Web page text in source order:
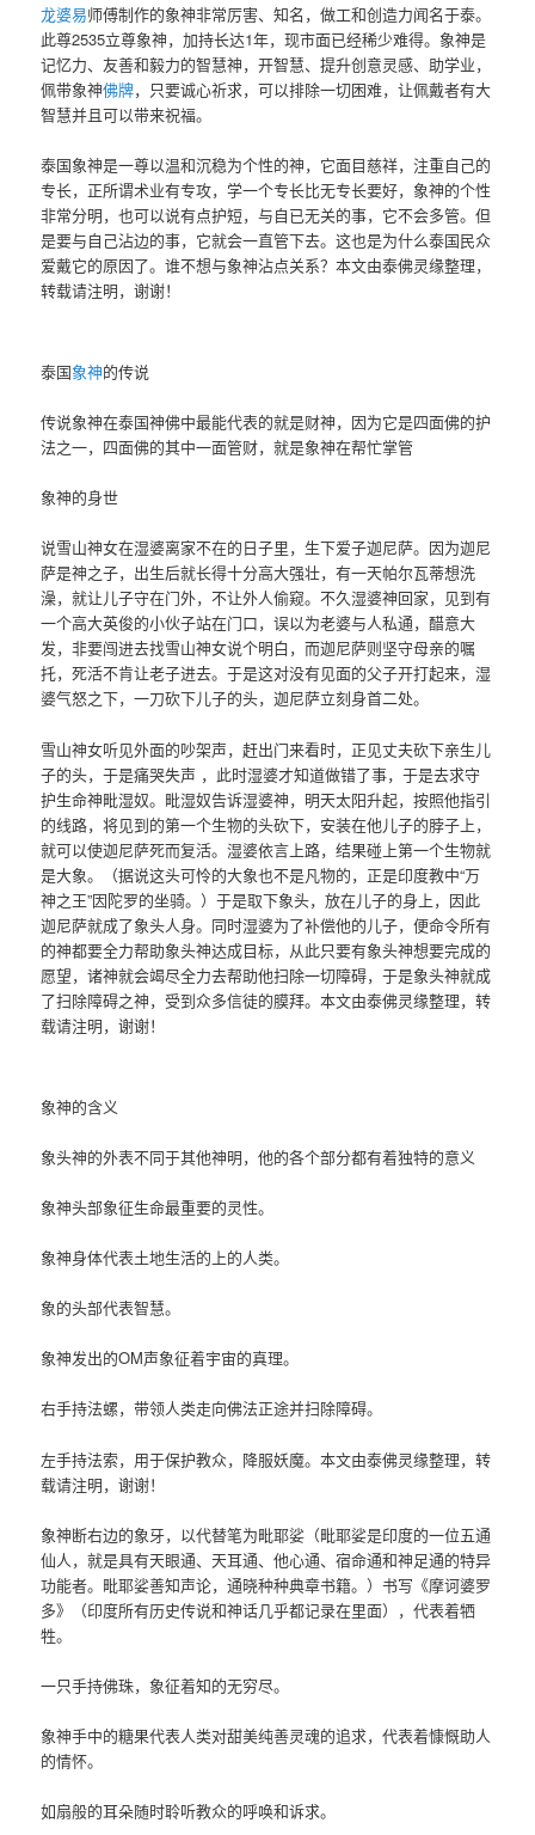
龙婆易师傅制作的象神非常厉害、知名，做工和创造力闻名于泰。
此尊2535立尊象神，加持长达1年，现市面已经稀少难得。象神是
记忆力、友善和毅力的智慧神，开智慧、提升创意灵感、助学业，
佩带象神佛牌，只要诚心祈求，可以排除一切困难，让佩戴者有大
智慧并且可以带来祝福。
泰国象神是一尊以温和沉稳为个性的神，它面目慈祥，注重自己的
专长，正所谓术业有专攻，学一个专长比无专长要好，象神的个性
非常分明，也可以说有点护短，与自已无关的事，它不会多管。但
是要与自己沾边的事，它就会一直管下去。这也是为什么泰国民众
爱戴它的原因了。谁不想与象神沾点关系？本文由泰佛灵缘整理，
转载请注明，谢谢！
泰国象神的传说
传说象神在泰国神佛中最能代表的就是财神，因为它是四面佛的护
法之一，四面佛的其中一面管财，就是象神在帮忙掌管
象神的身世
说雪山神女在湿婆离家不在的日子里，生下爱子迦尼萨。因为迦尼
萨是神之子，出生后就长得十分高大强壮，有一天帕尔瓦蒂想洗
澡，就让儿子守在门外，不让外人偷窥。不久湿婆神回家，见到有
一个高大英俊的小伙子站在门口，误以为老婆与人私通，醋意大
发，非要闯进去找雪山神女说个明白，而迦尼萨则坚守母亲的嘱
托，死活不肯让老子进去。于是这对没有见面的父子开打起来，湿
婆气怒之下，一刀砍下儿子的头，迦尼萨立刻身首二处。
雪山神女听见外面的吵架声，赶出门来看时，正见丈夫砍下亲生儿
子的头，于是痛哭失声 ，此时湿婆才知道做错了事，于是去求守
护生命神毗湿奴。毗湿奴告诉湿婆神，明天太阳升起，按照他指引
的线路，将见到的第一个生物的头砍下，安装在他儿子的脖子上，
就可以使迦尼萨死而复活。湿婆依言上路，结果碰上第一个生物就
是大象。（据说这头可怜的大象也不是凡物的，正是印度教中“万
神之王”因陀罗的坐骑。）于是取下象头，放在儿子的身上，因此
迦尼萨就成了象头人身。同时湿婆为了补偿他的儿子，便命令所有
的神都要全力帮助象头神达成目标，从此只要有象头神想要完成的
愿望，诸神就会竭尽全力去帮助他扫除一切障碍，于是象头神就成
了扫除障碍之神，受到众多信徒的膜拜。本文由泰佛灵缘整理，转
载请注明，谢谢！
象神的含义
象头神的外表不同于其他神明，他的各个部分都有着独特的意义
象神头部象征生命最重要的灵性。
象神身体代表土地生活的上的人类。
象的头部代表智慧。
象神发出的OM声象征着宇宙的真理。
右手持法螺，带领人类走向佛法正途并扫除障碍。
左手持法索，用于保护教众，降服妖魔。本文由泰佛灵缘整理，转
载请注明，谢谢！
象神断右边的象牙，以代替笔为毗耶娑（毗耶娑是印度的一位五通
仙人，就是具有天眼通、天耳通、他心通、宿命通和神足通的特异
功能者。毗耶娑善知声论，通晓种种典章书籍。）书写《摩诃婆罗
多》（印度所有历史传说和神话几乎都记录在里面），代表着牺
牲。
一只手持佛珠，象征着知的无穷尽。
象神手中的糖果代表人类对甜美纯善灵魂的追求，代表着慷慨助人
的情怀。
如扇般的耳朵随时聆听教众的呼唤和诉求。